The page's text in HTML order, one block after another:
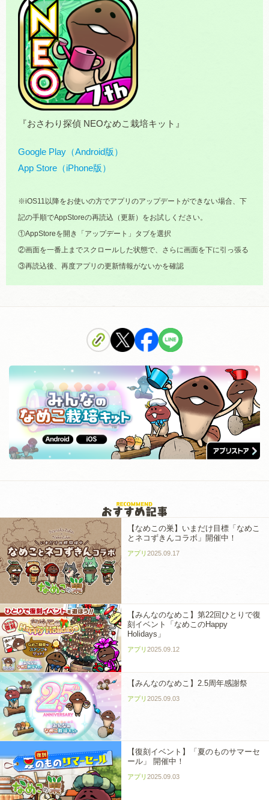
『おさわり探偵 NEOなめこ栽培キット』
Google Play（Android版）
App Store（iPhone版）
※iOS11以降をお使いの方でアプリのアップデートができない場合、下
記の手順でAppStoreの再読込（更新）をお試しください。
①AppStoreを開き「アップデート」タブを選択
②画面を一番上までスクロールした状態で、さらに画面を下に引っ張る
③再読込後、再度アプリの更新情報がないかを確認
【なめこの巣】いまだけ目標「なめこ
とネコずきんコラボ」開催中！
アプリ 2025.09.17
【みんなのなめこ】第22回ひとりで復
刻イベント「なめこのHappy
Holidays」
アプリ 2025.09.12
【みんなのなめこ】2.5周年感謝祭
アプリ 2025.09.03
【復刻イベント】「夏のものサマーセ
ール」 開催中！
アプリ 2025.09.03